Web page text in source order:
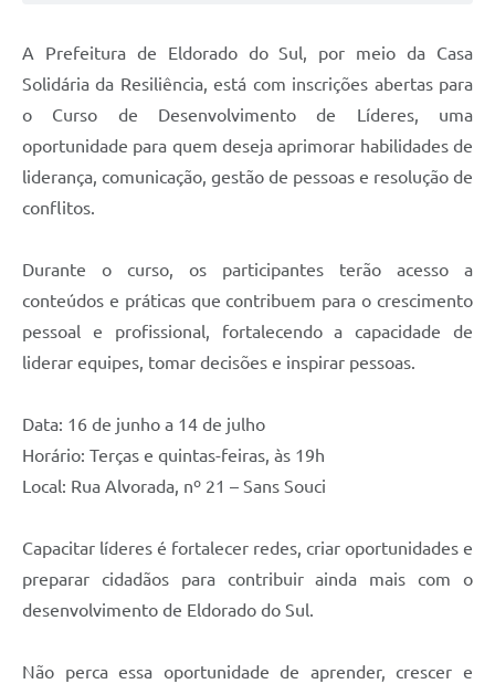
A Prefeitura de Eldorado do Sul, por meio da Casa
Solidária da Resiliência, está com inscrições abertas para
o Curso de Desenvolvimento de Líderes, uma
oportunidade para quem deseja aprimorar habilidades de
liderança, comunicação, gestão de pessoas e resolução de
conflitos.
Durante o curso, os participantes terão acesso a
conteúdos e práticas que contribuem para o crescimento
pessoal e profissional, fortalecendo a capacidade de
liderar equipes, tomar decisões e inspirar pessoas.
Data: 16 de junho a 14 de julho
Horário: Terças e quintas-feiras, às 19h
Local: Rua Alvorada, nº 21 – Sans Souci
Capacitar líderes é fortalecer redes, criar oportunidades e
preparar cidadãos para contribuir ainda mais com o
desenvolvimento de Eldorado do Sul.
Não perca essa oportunidade de aprender, crescer e